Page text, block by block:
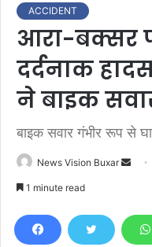
ACCIDENT
आरा-बक्सर
दर्दनाक
ने बाइक
बाइक सवार गंभीर रूप से
News Vision Buxar
d
1 minute read